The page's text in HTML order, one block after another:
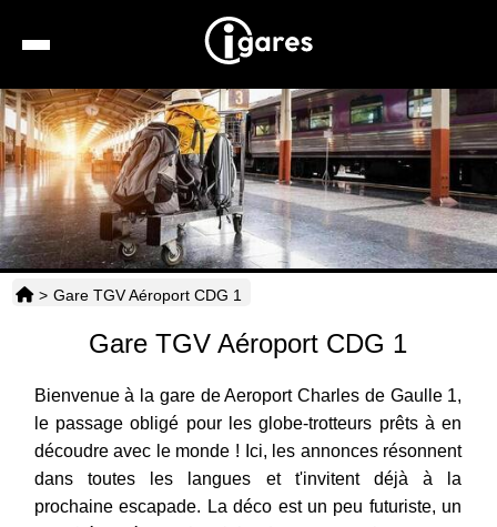
Recherche
Location de voiture
Hôtels
Taxis
Horaires
> Gare TGV Aéroport CDG 1
Gare TGV Aéroport CDG 1
Bienvenue à la gare de Aeroport Charles de Gaulle 1,
le passage obligé pour les globe-trotteurs prêts à en
découdre avec le monde ! Ici, les annonces résonnent
dans toutes les langues et t'invitent déjà à la
prochaine escapade. La déco est un peu futuriste, un